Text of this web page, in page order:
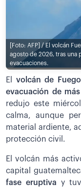
[Foto: AFP] / El volcán
agosto de 2026, tras una
evacuaciones.
El volcán de Fuego
evacuación de
redujo este
calma, aunque
material ardiente,
protección civil.
El volcán más
capital
fase eruptiva y